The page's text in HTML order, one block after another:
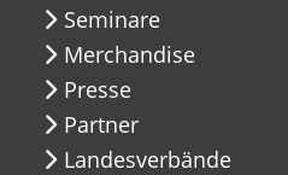
Seminare
Merchandise
Presse
Partner
Landesverbände